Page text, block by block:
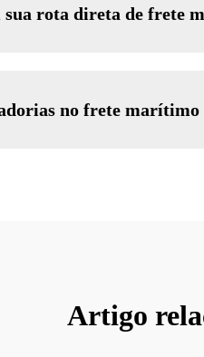
sua rota direta de frete
no frete
Artigo